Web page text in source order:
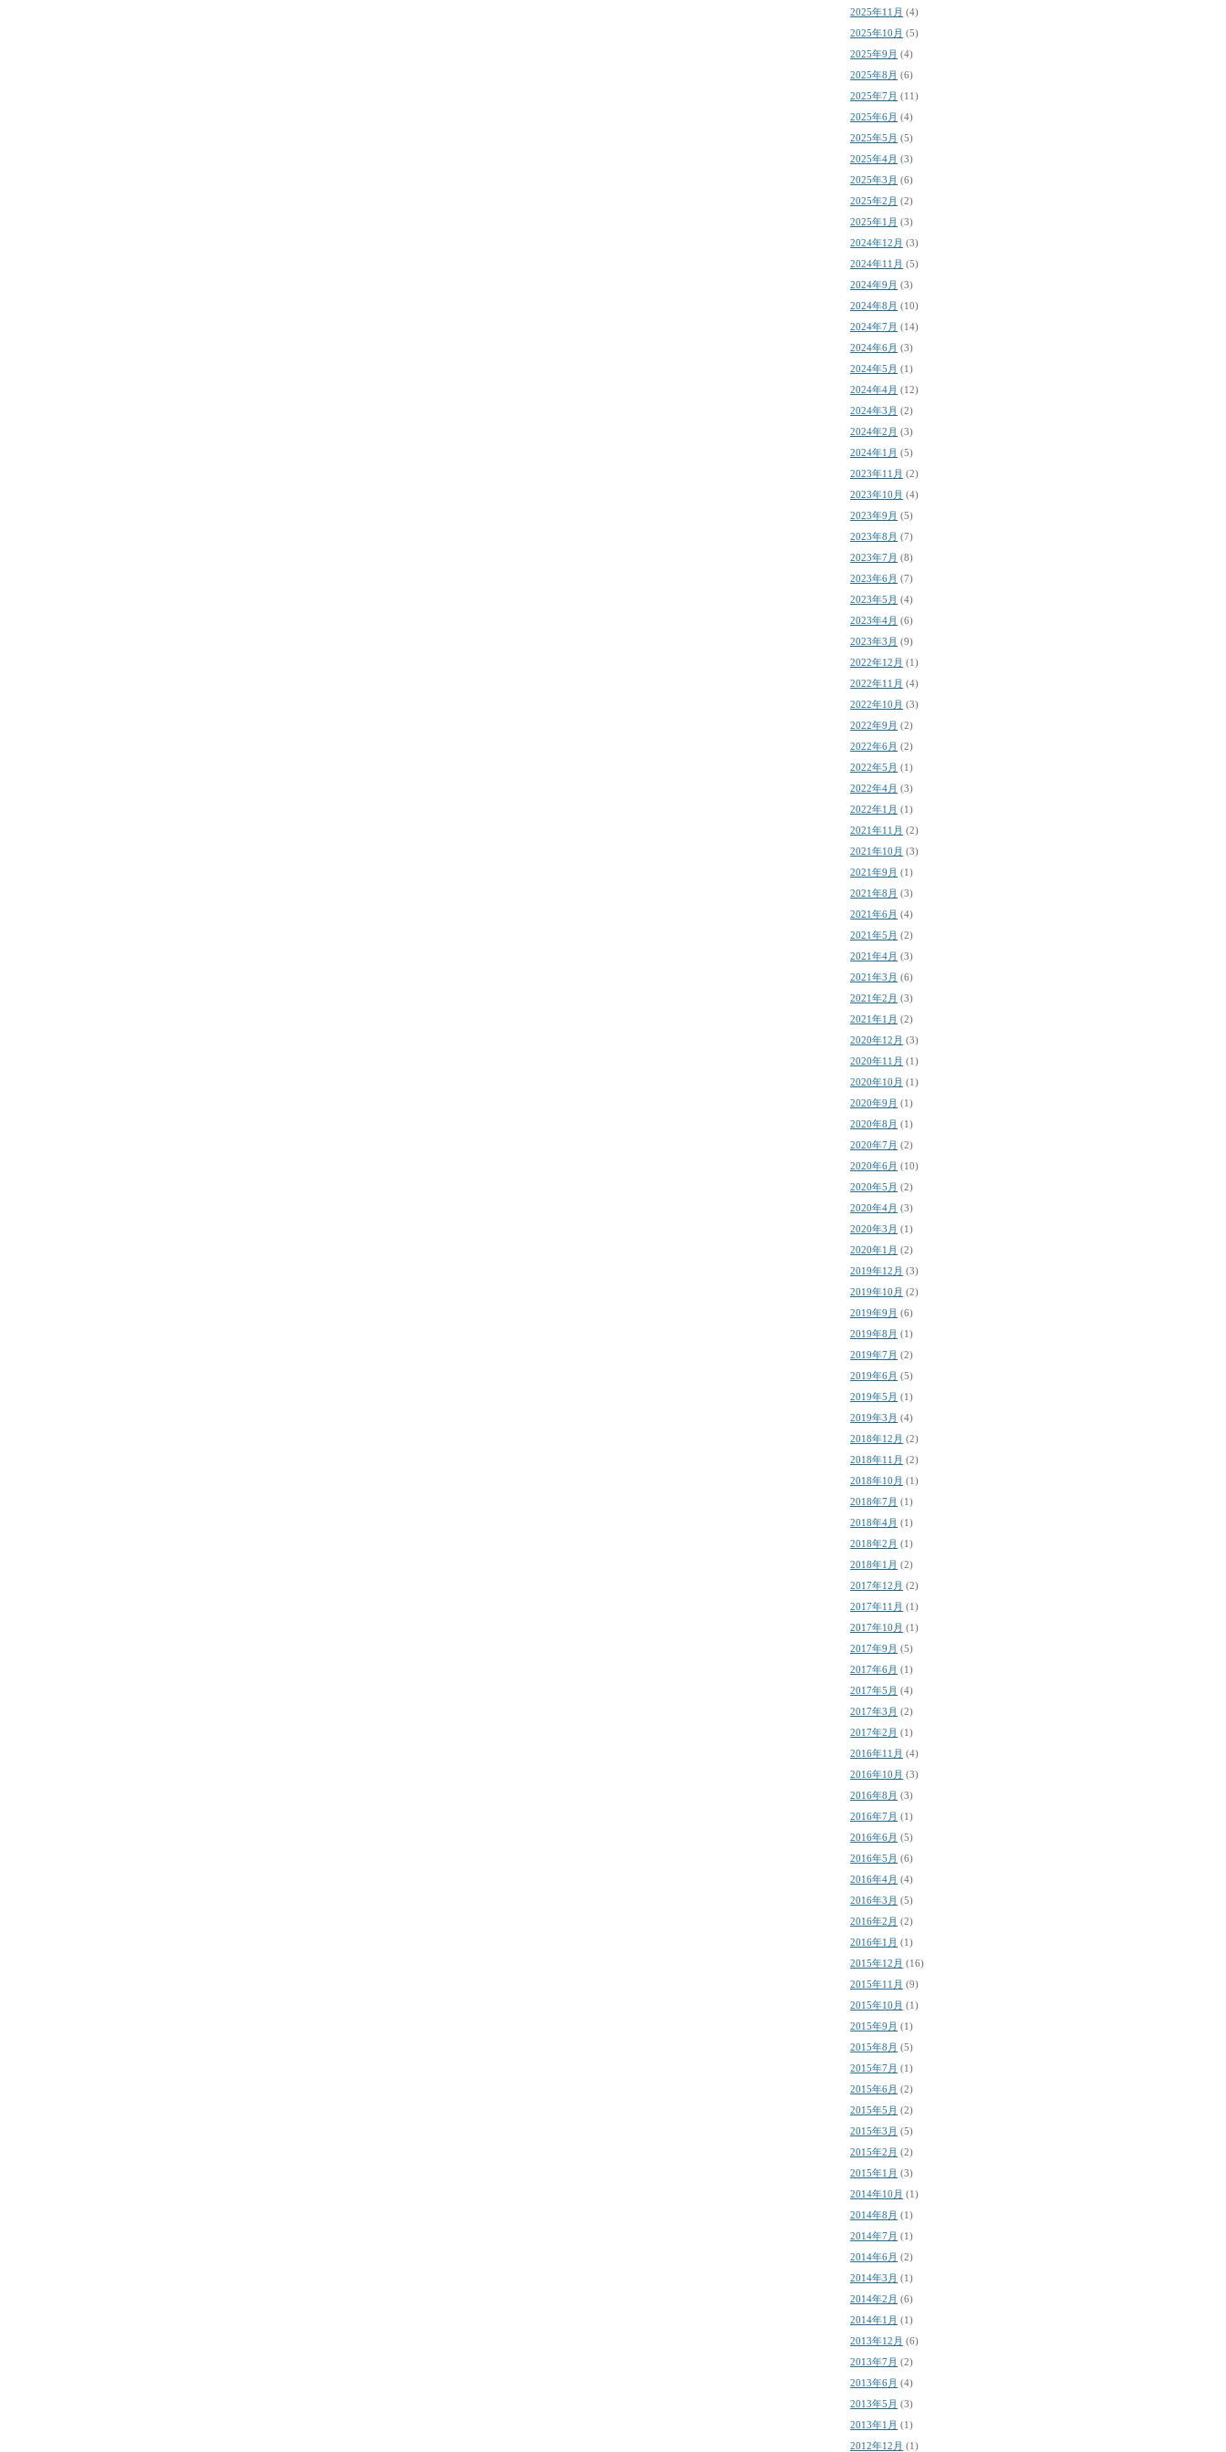
2025年11月 (4)
2025年10月 (5)
2025年9月 (4)
2025年8月 (6)
2025年7月 (11)
2025年6月 (4)
2025年5月 (5)
2025年4月 (3)
2025年3月 (6)
2025年2月 (2)
2025年1月 (3)
2024年12月 (3)
2024年11月 (5)
2024年9月 (3)
2024年8月 (10)
2024年7月 (14)
2024年6月 (3)
2024年5月 (1)
2024年4月 (12)
2024年3月 (2)
2024年2月 (3)
2024年1月 (5)
2023年11月 (2)
2023年10月 (4)
2023年9月 (5)
2023年8月 (7)
2023年7月 (8)
2023年6月 (7)
2023年5月 (4)
2023年4月 (6)
2023年3月 (9)
2022年12月 (1)
2022年11月 (4)
2022年10月 (3)
2022年9月 (2)
2022年6月 (2)
2022年5月 (1)
2022年4月 (3)
2022年1月 (1)
2021年11月 (2)
2021年10月 (3)
2021年9月 (1)
2021年8月 (3)
2021年6月 (4)
2021年5月 (2)
2021年4月 (3)
2021年3月 (6)
2021年2月 (3)
2021年1月 (2)
2020年12月 (3)
2020年11月 (1)
2020年10月 (1)
2020年9月 (1)
2020年8月 (1)
2020年7月 (2)
2020年6月 (10)
2020年5月 (2)
2020年4月 (3)
2020年3月 (1)
2020年1月 (2)
2019年12月 (3)
2019年10月 (2)
2019年9月 (6)
2019年8月 (1)
2019年7月 (2)
2019年6月 (5)
2019年5月 (1)
2019年3月 (4)
2018年12月 (2)
2018年11月 (2)
2018年10月 (1)
2018年7月 (1)
2018年4月 (1)
2018年2月 (1)
2018年1月 (2)
2017年12月 (2)
2017年11月 (1)
2017年10月 (1)
2017年9月 (5)
2017年6月 (1)
2017年5月 (4)
2017年3月 (2)
2017年2月 (1)
2016年11月 (4)
2016年10月 (3)
2016年8月 (3)
2016年7月 (1)
2016年6月 (5)
2016年5月 (6)
2016年4月 (4)
2016年3月 (5)
2016年2月 (2)
2016年1月 (1)
2015年12月 (16)
2015年11月 (9)
2015年10月 (1)
2015年9月 (1)
2015年8月 (5)
2015年7月 (1)
2015年6月 (2)
2015年5月 (2)
2015年3月 (5)
2015年2月 (2)
2015年1月 (3)
2014年10月 (1)
2014年8月 (1)
2014年7月 (1)
2014年6月 (2)
2014年3月 (1)
2014年2月 (6)
2014年1月 (1)
2013年12月 (6)
2013年7月 (2)
2013年6月 (4)
2013年5月 (3)
2013年1月 (1)
2012年12月 (1)